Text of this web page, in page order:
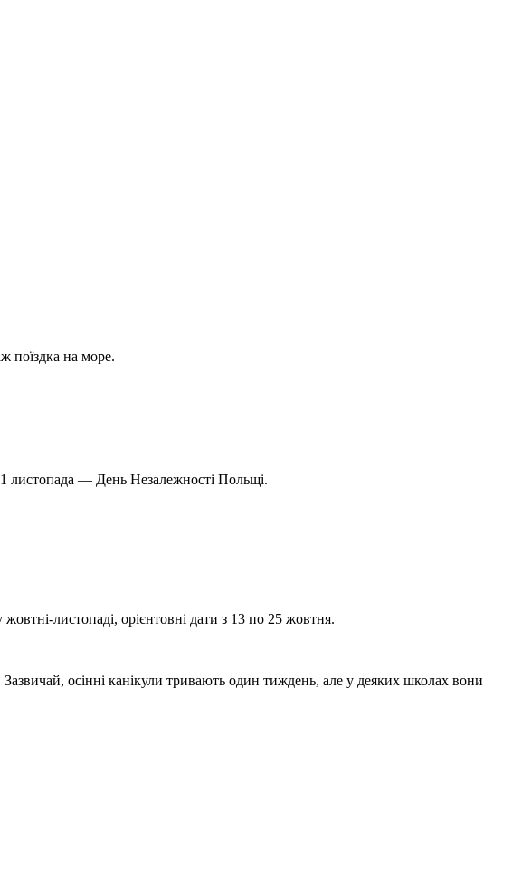
поїздка на море.
листопада — День Незалежності Польщі.
листопаді, орієнтовні дати з 13 по 25 жовтня.
осінні канікули тривають один тиждень, але у деяких школах вони